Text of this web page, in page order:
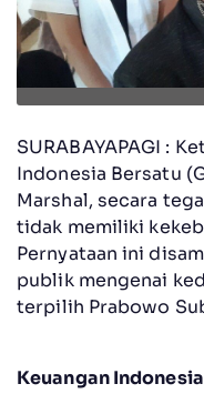
SURABAYAPAGI :
Indonesia Bersatu
Marshal, secara
tidak memiliki
Pernyataan ini
publik mengenai
terpilih Prabowo
Keuangan Indonesia